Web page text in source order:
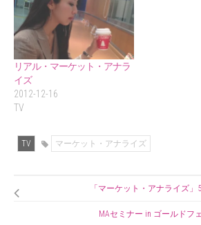
リアル・マーケット・アナラ
イズ
2012-12-16
TV
TV マーケット・アナライズ
「マーケット・アナライズ」
MAセミナー in ゴールドフ